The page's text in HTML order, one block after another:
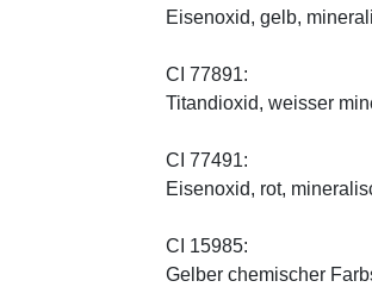
Eisenoxid, gelb,
CI 77891:
Titandioxid, weisser
CI 77491:
Eisenoxid, rot,
CI 15985:
Gelber chemischer